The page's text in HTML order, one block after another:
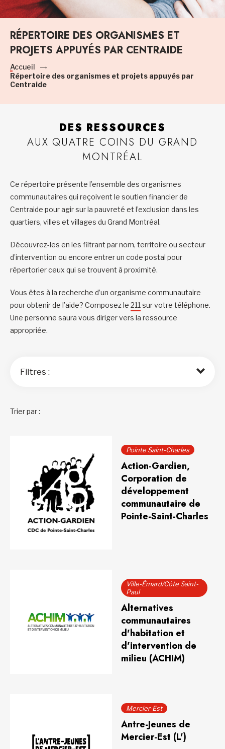
RÉPERTOIRE DES ORGANISMES ET
PROJETS APPUYÉS PAR CENTRAIDE
Accueil
Répertoire des organismes et projets appuyés par
Centraide
DES RESSOURCES
AUX QUATRE COINS DU GRAND
MONTRÉAL
Ce répertoire présente l’ensemble des organismes
communautaires qui reçoivent le soutien financier de
Centraide pour agir sur la pauvreté et l’exclusion dans les
quartiers, villes et villages du Grand Montréal.
Découvrez-les en les filtrant par nom, territoire ou secteur
d’intervention ou encore entrer un code postal pour
répertorier ceux qui se trouvent à proximité.
Vous êtes à la recherche d’un organisme communautaire
pour obtenir de l’aide? Composez le 211 sur votre téléphone.
Une personne saura vous diriger vers la ressource
appropriée.
Filtres :
Trier par :
Pointe Saint-Charles
Action-Gardien,
Corporation de
développement
communautaire de
Pointe-Saint-Charles
Ville-Émard/Côte Saint-
Paul
Alternatives
communautaires
d'habitation et
d'intervention de
milieu (ACHIM)
Mercier-Est
Antre-Jeunes de
Mercier-Est (L')